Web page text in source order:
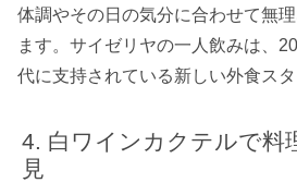
体調やその日の気分に合わせて無
ます。サイゼリヤの一人飲みは、
代に支持されている新しい外食スタ
白ワインカクテルで料
見